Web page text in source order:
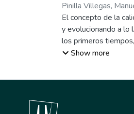
Pinilla Villegas,
Lady Viviana;
Asesor
El concepto de la
y evolucionando a lo
los primeros
calidad por el
Show more